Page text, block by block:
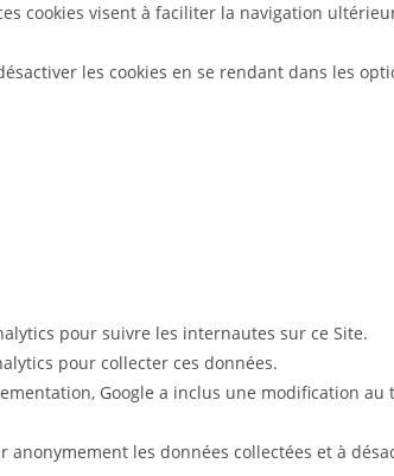
cookies visent à faciliter la navigation
les cookies en se rendant dans les
pour suivre les internautes sur ce Site.
pour collecter ces données.
Google a inclus une modification
anonymement les données collectées et à